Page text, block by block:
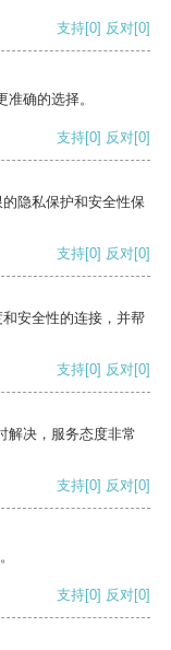
支持[0] 反对[0]
确的选择。
支持[0] 反对[0]
隐私保护和安全性保
支持[0] 反对[0]
安全性的连接，并帮
支持[0] 反对[0]
解决，服务态度非常
支持[0] 反对[0]
支持[0] 反对[0]